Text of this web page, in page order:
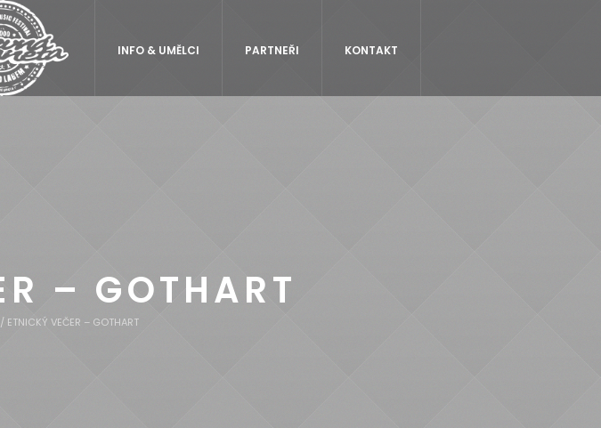
INFO & UMĚLCI PARTNEŘI KONTAKT
– GOTHART
/ ETNICKÝ VEČER – GOTHART